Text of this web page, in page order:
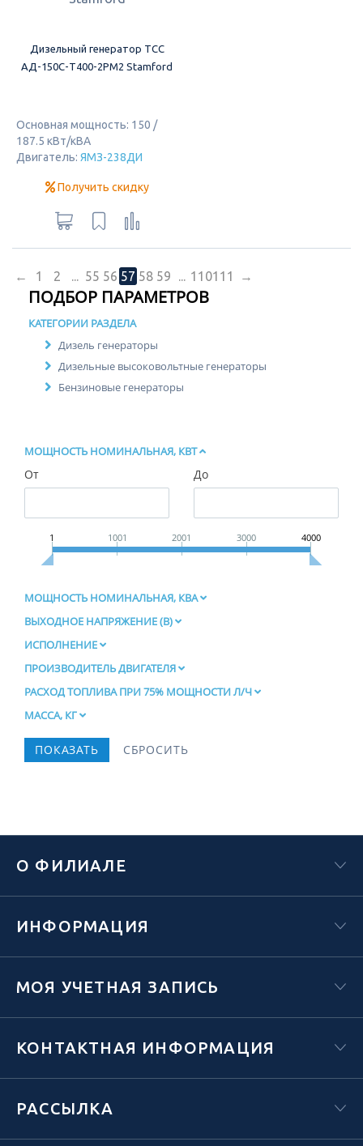
Дизельный генератор ТСС
АД-150С-Т400-2РМ2 Stamford
Основная мощность: 150 /
187.5 кВт/кВА
Двигатель: ЯМЗ-238ДИ
Получить скидку
← 1 2 ... 55 56 57 58 59 ... 110111 →
ПОДБОР ПАРАМЕТРОВ
КАТЕГОРИИ РАЗДЕЛА
Дизель генераторы
Дизельные высоковольтные генераторы
Бензиновые генераторы
МОЩНОСТЬ НОМИНАЛЬНАЯ, КВТ
От До
1 1001 2001 3000 4000
МОЩНОСТЬ НОМИНАЛЬНАЯ, КВА
ВЫХОДНОЕ НАПРЯЖЕНИЕ (В)
ИСПОЛНЕНИЕ
ПРОИЗВОДИТЕЛЬ ДВИГАТЕЛЯ
РАСХОД ТОПЛИВА ПРИ 75% МОЩНОСТИ Л/Ч
МАССА, КГ
О ФИЛИАЛЕ
ИНФОРМАЦИЯ
МОЯ УЧЕТНАЯ ЗАПИСЬ
КОНТАКТНАЯ ИНФОРМАЦИЯ
РАССЫЛКА